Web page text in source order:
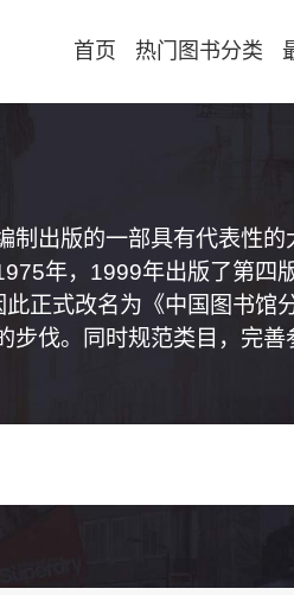
首页 热门图书分类
制出版的一部具有代表性
年，1999年出版了第四
正式改名为《中国图书馆
伐。同时规范类目，完